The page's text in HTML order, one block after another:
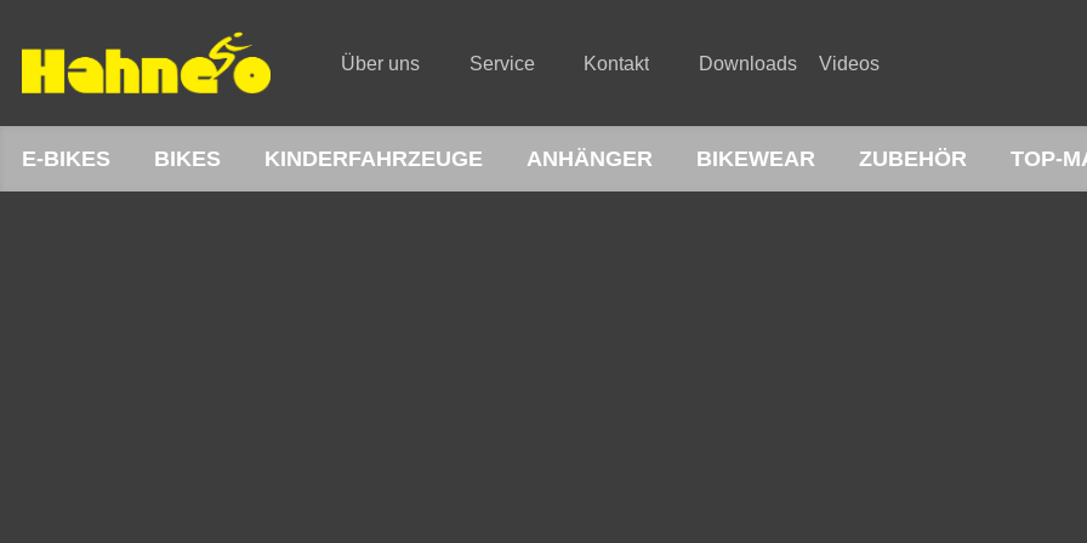
Über uns Service Kontakt Downloads Videos
E-BIKES BIKES KINDERFAHRZEUGE ANHÄNGER BIKEWEAR ZUBEHÖR TOP-